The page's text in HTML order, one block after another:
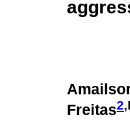
Freitas2